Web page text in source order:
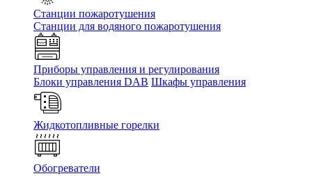
Станции пожаротушения
Станции для водяного пожаротушения
Приборы управления и регулирования
Блоки управления DAB Шкафы управления
Жидкотопливные горелки
Обогреватели